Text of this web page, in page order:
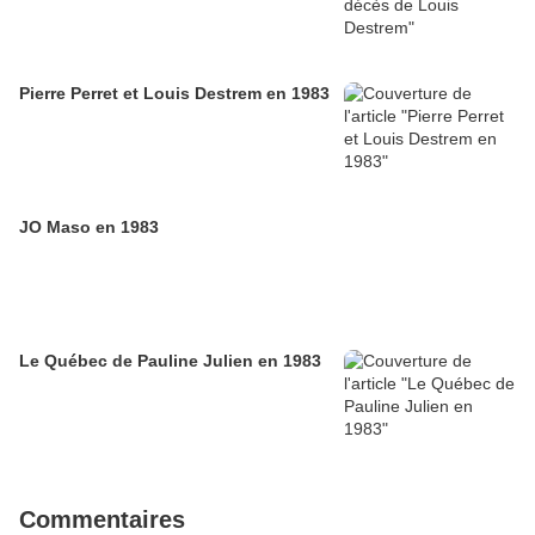
Pierre Perret et Louis Destrem en 1983
JO Maso en 1983
Le Québec de Pauline Julien en 1983
Commentaires